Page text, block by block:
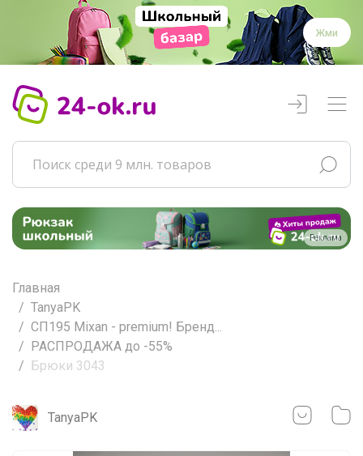
Жми
Реклама
Главная
TanyaPK
СП195 Mixan - premium! Бренд...
РАСПРОДАЖА до -55%
Брюки 3043
TanyaPK